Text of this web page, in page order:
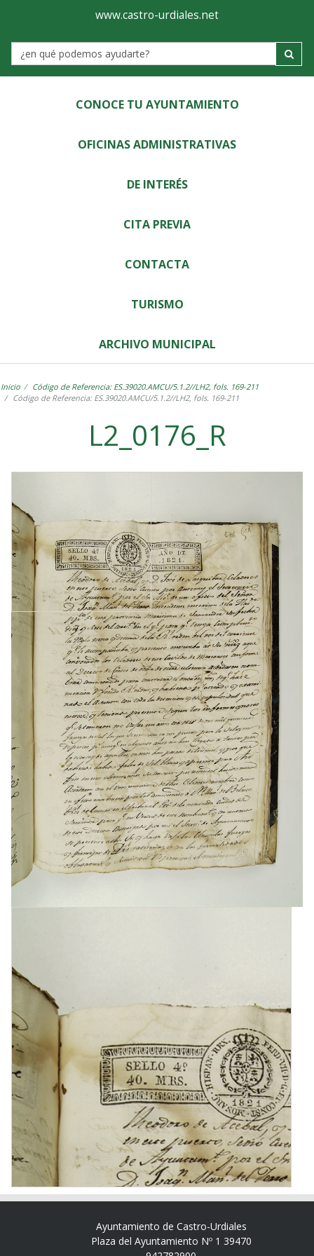
Ayuntamiento
de
Castro-
Urdiales
www.castro-urdiales.net
Label
CONOCE TU AYUNTAMIENTO
OFICINAS ADMINISTRATIVAS
DE INTERÉS
CITA PREVIA
CONTACTA
TURISMO
ARCHIVO MUNICIPAL
Inicio
Código de Referencia: ES.39020.AMCU/5.1.2//LH2, fols. 169-211
Código de Referencia: ES.39020.AMCU/5.1.2//LH2, fols. 169-211
L2_0176_R
Ayuntamiento de Castro-Urdiales
Plaza del Ayuntamiento Nº 1 39470